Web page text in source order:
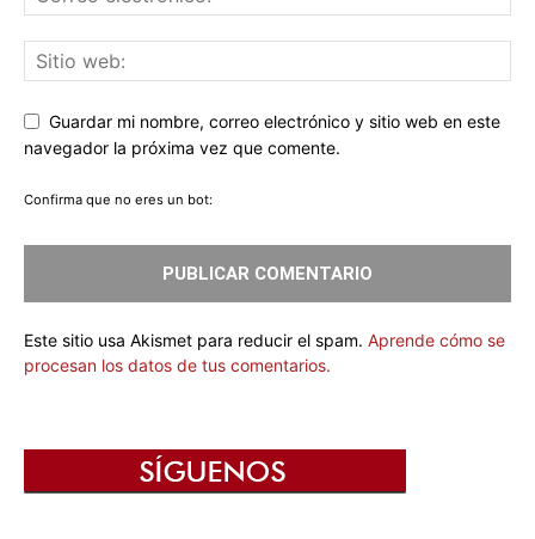
Guardar mi nombre, correo electrónico y sitio web en este
navegador la próxima vez que comente.
Confirma que no eres un bot:
Este sitio usa Akismet para reducir el spam. Aprende cómo se
procesan los datos de tus comentarios.